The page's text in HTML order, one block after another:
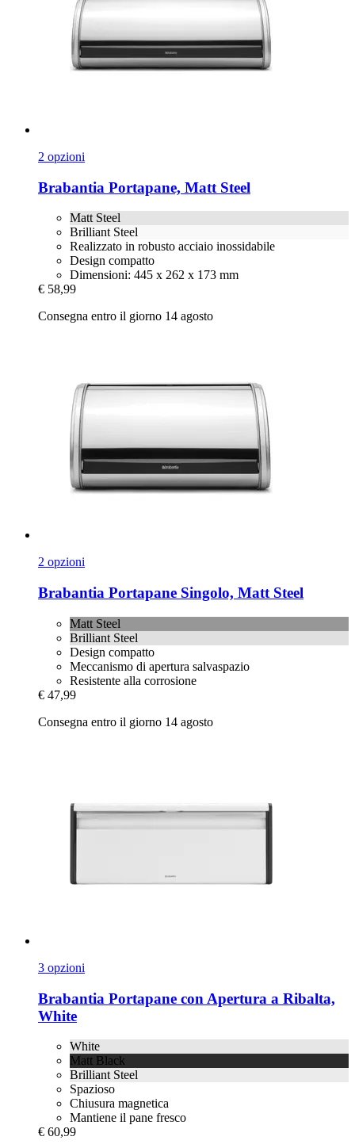
2 opzioni
Brabantia Portapane, Matt Steel
Matt Steel
Brilliant Steel
Realizzato in robusto acciaio inossidabile
Design compatto
Dimensioni: 445 x 262 x 173 mm
€ 58,99
Consegna entro il giorno 14 agosto
2 opzioni
Brabantia Portapane Singolo, Matt Steel
Matt Steel
Brilliant Steel
Design compatto
Meccanismo di apertura salvaspazio
Resistente alla corrosione
€ 47,99
Consegna entro il giorno 14 agosto
3 opzioni
Brabantia Portapane con Apertura a Ribalta,
White
White
Matt Black
Brilliant Steel
Spazioso
Chiusura magnetica
Mantiene il pane fresco
€ 60,99